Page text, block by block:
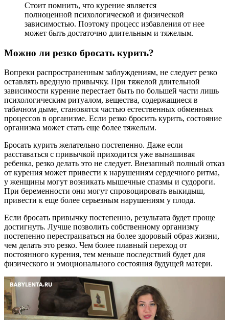
Стоит помнить, что курение является
полноценной психологической и физической
зависимостью. Поэтому процесс избавления от нее
может быть достаточно длительным и тяжелым.
Можно ли резко бросать курить?
Вопреки распространенным заблуждениям, не следует резко
оставлять вредную привычку. При тяжелой длительной
зависимости курение перестает быть по большей части лишь
психологическим ритуалом, вещества, содержащиеся в
табачном дыме, становятся частью естественных обменных
процессов в организме. Если резко бросить курить, состояние
организма может стать еще более тяжелым.
Бросать курить желательно постепенно. Даже если
расставаться с привычкой приходится уже вынашивая
ребенка, резко делать это не следует. Внезапный полный отказ
от курения может привести к нарушениям сердечного ритма,
у женщины могут возникать мышечные спазмы и судороги.
При беременности они могут спровоцировать выкидыш,
привести к еще более серьезным нарушениям у плода.
Если бросать привычку постепенно, результата будет проще
достигнуть. Лучше позволить собственному организму
постепенно перестраиваться на более здоровый образ жизни,
чем делать это резко. Чем более плавный переход от
постоянного курения, тем меньше последствий будет для
физического и эмоционального состояния будущей матери.